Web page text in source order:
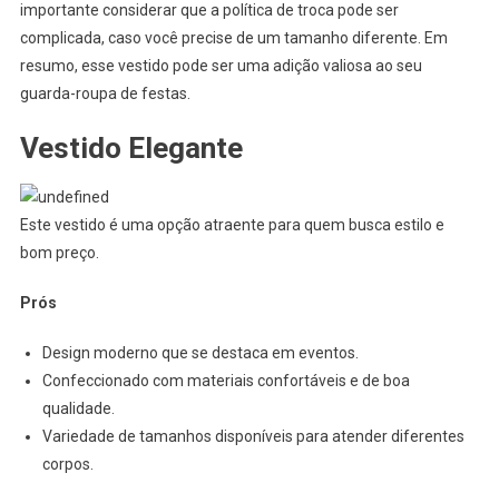
importante considerar que a política de troca pode ser
complicada, caso você precise de um tamanho diferente. Em
resumo, esse vestido pode ser uma adição valiosa ao seu
guarda-roupa de festas.
Vestido Elegante
Este vestido é uma opção atraente para quem busca estilo e
bom preço.
Prós
Design moderno que se destaca em eventos.
Confeccionado com materiais confortáveis e de boa
qualidade.
Variedade de tamanhos disponíveis para atender diferentes
corpos.